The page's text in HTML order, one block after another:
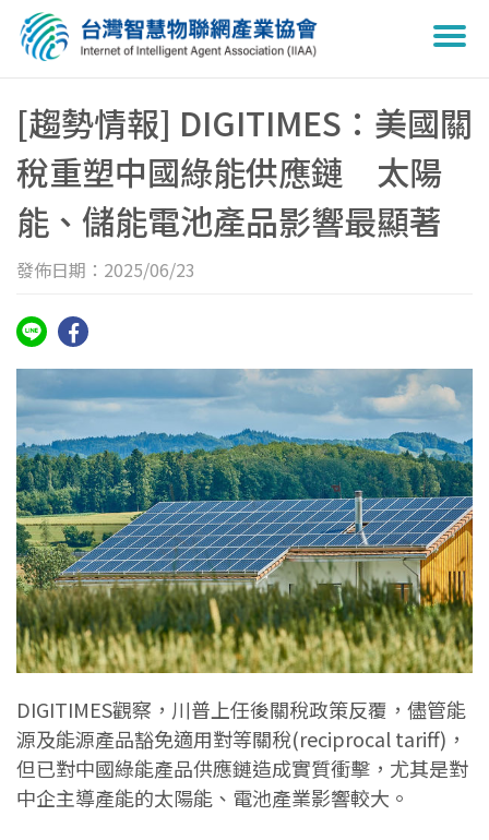
[趨勢情報] DIGITIMES：美國關
稅重塑中國綠能供應鏈 太陽
能、儲能電池產品影響最顯著
發佈日期：2025/06/23
DIGITIMES觀察，川普上任後關稅政策反覆，儘管能
源及能源產品豁免適用對等關稅(reciprocal tariff)，
但已對中國綠能產品供應鏈造成實質衝擊，尤其是對
中企主導產能的太陽能、電池產業影響較大。